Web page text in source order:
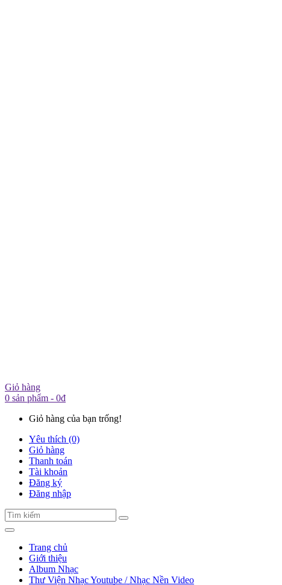
Giỏ hàng
0 sản phẩm - 0đ
Giỏ hàng của bạn trống!
Yêu thích (0)
Giỏ hàng
Thanh toán
Tài khoản
Đăng ký
Đăng nhập
Trang chủ
Giới thiệu
Album Nhạc
Thư Viện Nhạc Youtube / Nhạc Nền Video